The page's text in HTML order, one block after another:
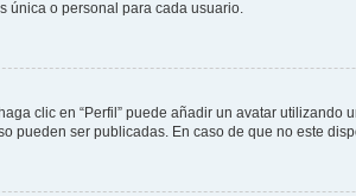
única o personal para cada usuario.
clic en “Perfil” puede añadir un avatar
pueden ser publicadas. En caso de que no este